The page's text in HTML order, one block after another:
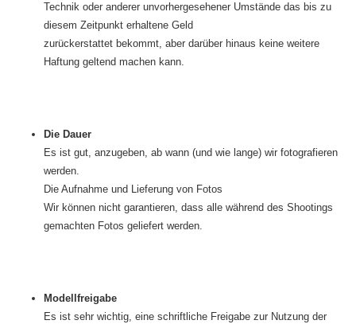
Technik oder anderer unvorhergesehener Umstände das bis zu
diesem Zeitpunkt erhaltene Geld
zurückerstattet bekommt, aber darüber hinaus keine weitere
Haftung geltend machen kann.
Die Dauer
Es ist gut, anzugeben, ab wann (und wie lange) wir fotografieren
werden.
Die Aufnahme und Lieferung von Fotos
Wir können nicht garantieren, dass alle während des Shootings
gemachten Fotos geliefert werden.
Modellfreigabe
Es ist sehr wichtig, eine schriftliche Freigabe zur Nutzung der